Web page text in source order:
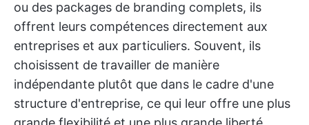
ou des packages de branding complets, ils
offrent leurs compétences directement aux
entreprises et aux particuliers. Souvent, ils
choisissent de travailler de manière
indépendante plutôt que dans le cadre d'une
structure d'entreprise, ce qui leur offre une plus